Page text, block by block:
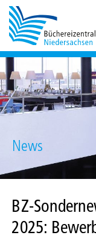
News
BZ-
2025: